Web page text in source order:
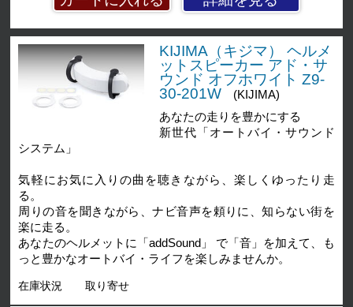
KIJIMA（キジマ） ヘルメ
ットスピーカー アド・サ
ウンド オフホワイト Z9-
30-201W
(KIJIMA)
あなたの走りを豊かにする
新世代「オートバイ・サウンド
システム」
気軽にお気に入りの曲を聴きながら、楽しくゆったり走
る。
周りの音を聞きながら、ナビ音声を頼りに、知らない街を
楽に走る。
あなたのヘルメットに「addSound」 で「音」を加えて、も
っと豊かなオートバイ・ライフを楽しみませんか。
在庫状況 取り寄せ